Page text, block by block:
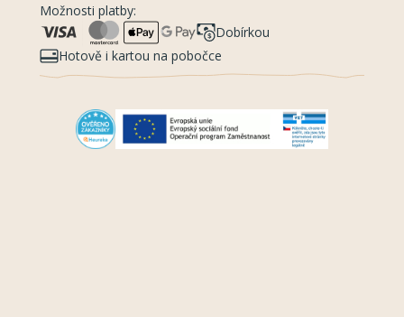
Možnosti platby:
Dobírkou
Hotově i kartou na pobočce